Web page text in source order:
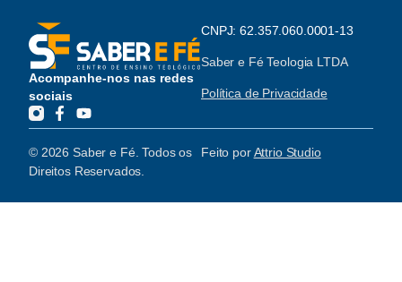
Acompanhe-nos nas redes
sociais
CNPJ: 62.357.060.0001-13
Saber e Fé Teologia LTDA
Política de Privacidade
© 2026 Saber e Fé. Todos os
Direitos Reservados.
Feito porAttrio Studio